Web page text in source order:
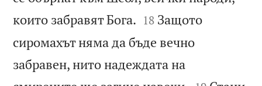
които забравят Бога. 

18 Защото
сиромахът няма да бъде вечно
забравен, нито надеждата на